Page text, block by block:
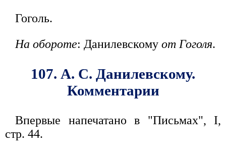
Гоголь.
На обороте: Данилевскому от Гоголя.
107. А. С. Данилевскому.
Комментарии
Впервые напечатано в "Письмах", I,
стр. 44.